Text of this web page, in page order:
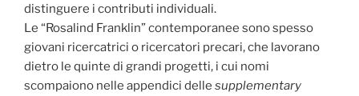
distinguere i contributi individuali.
Le “Rosalind Franklin” contemporanee sono spesso
giovani ricercatrici o ricercatori precari, che lavorano
dietro le quinte di grandi progetti, i cui nomi
scompaiono nelle appendici delle supplementary